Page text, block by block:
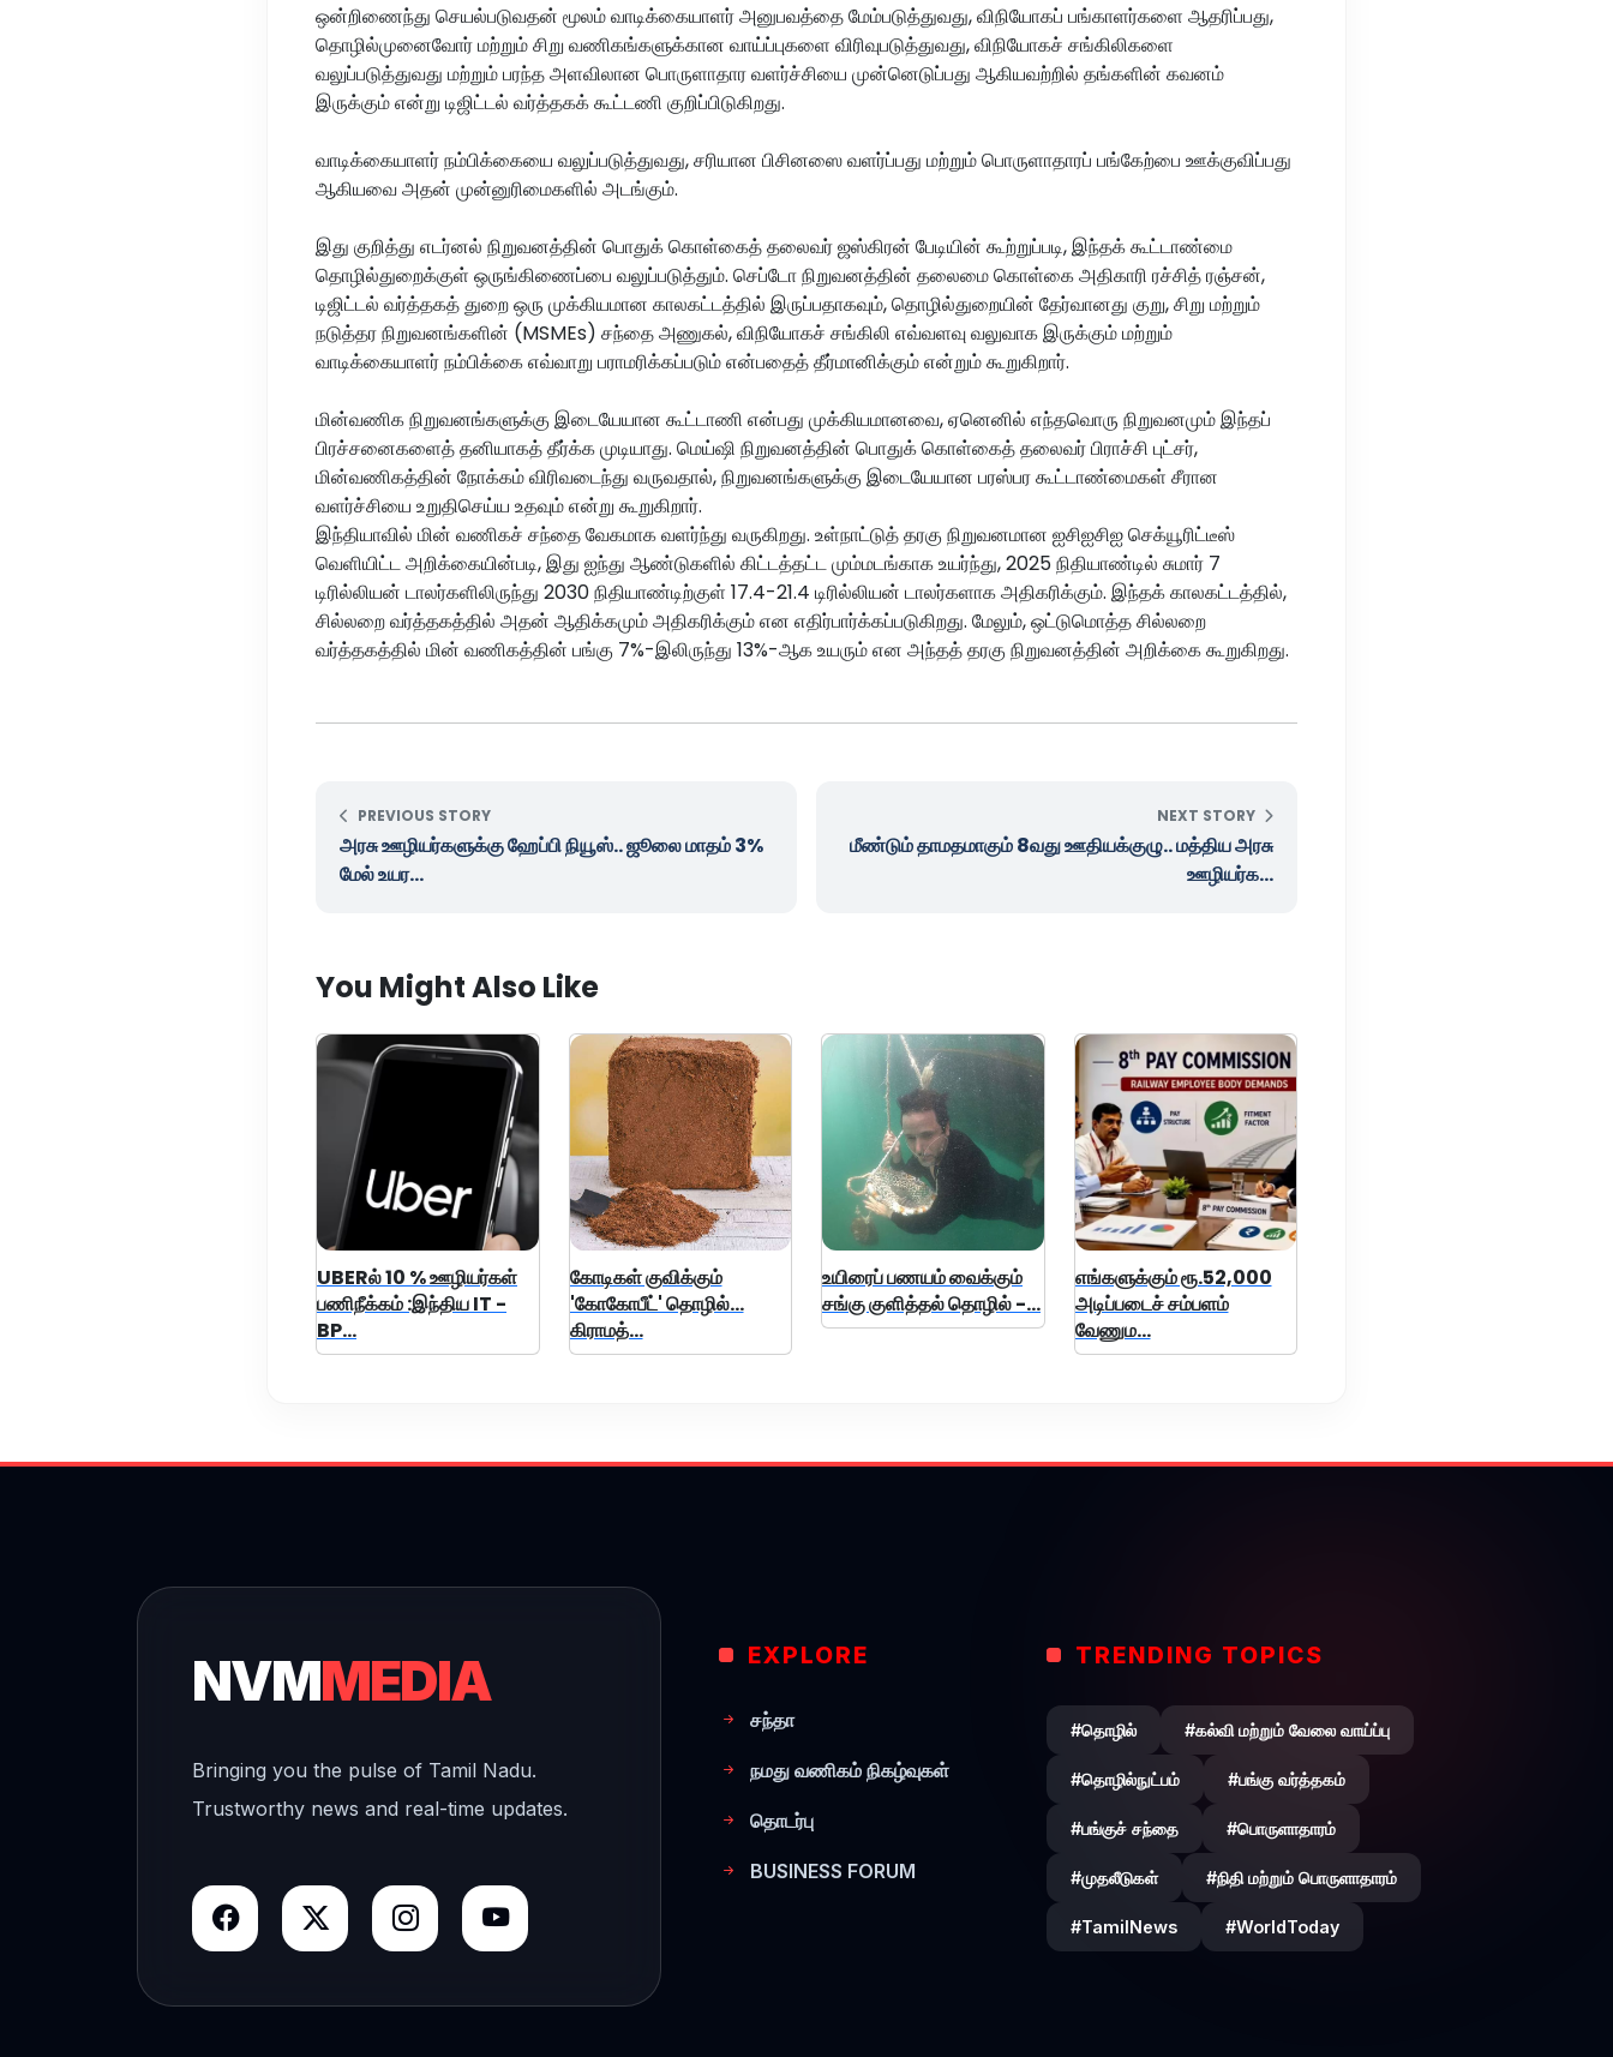
ஒன்றிணைந்து செயல்படுவதன் மூலம் வாடிக்கையாளர் அனுபவத்தை மேம்படுத்துவது, விநியோகப் பங்காளர்களை ஆதரிப்பது,
தொழில்முனைவோர் மற்றும் சிறு வணிகங்களுக்கான வாய்ப்புகளை விரிவுபடுத்துவது, விநியோகச் சங்கிலிகளை
வலுப்படுத்துவது மற்றும் பரந்த அளவிலான பொருளாதார வளர்ச்சியை முன்னெடுப்பது ஆகியவற்றில் தங்களின் கவனம்
இருக்கும் என்று டிஜிட்டல் வர்த்தகக் கூட்டணி குறிப்பிடுகிறது.
வாடிக்கையாளர் நம்பிக்கையை வலுப்படுத்துவது, சரியான பிசினஸை வளர்ப்பது மற்றும் பொருளாதாரப் பங்கேற்பை ஊக்குவிப்பது
ஆகியவை அதன் முன்னுரிமைகளில் அடங்கும்.
இது குறித்து எடர்னல் நிறுவனத்தின் பொதுக் கொள்கைத் தலைவர் ஜஸ்கிரன் பேடியின் கூற்றுப்படி, இந்தக் கூட்டாண்மை
தொழில்துறைக்குள் ஒருங்கிணைப்பை வலுப்படுத்தும். செப்டோ நிறுவனத்தின் தலைமை கொள்கை அதிகாரி ரச்சித் ரஞ்சன்,
டிஜிட்டல் வர்த்தகத் துறை ஒரு முக்கியமான காலகட்டத்தில் இருப்பதாகவும், தொழில்துறையின் தேர்வானது குறு, சிறு மற்றும்
நடுத்தர நிறுவனங்களின் (MSMEs) சந்தை அணுகல், விநியோகச் சங்கிலி எவ்வளவு வலுவாக இருக்கும் மற்றும்
வாடிக்கையாளர் நம்பிக்கை எவ்வாறு பராமரிக்கப்படும் என்பதைத் தீர்மானிக்கும் என்றும் கூறுகிறார்.
மின்வணிக நிறுவனங்களுக்கு இடையேயான கூட்டாணி என்பது முக்கியமானவை, ஏனெனில் எந்தவொரு நிறுவனமும் இந்தப்
பிரச்சனைகளைத் தனியாகத் தீர்க்க முடியாது. மெய்ஷி நிறுவனத்தின் பொதுக் கொள்கைத் தலைவர் பிராச்சி புட்சர்,
மின்வணிகத்தின் நோக்கம் விரிவடைந்து வருவதால், நிறுவனங்களுக்கு இடையேயான பரஸ்பர கூட்டாண்மைகள் சீரான
வளர்ச்சியை உறுதிசெய்ய உதவும் என்று கூறுகிறார்.
இந்தியாவில் மின் வணிகச் சந்தை வேகமாக வளர்ந்து வருகிறது. உள்நாட்டுத் தரகு நிறுவனமான ஐசிஐசிஐ செக்யூரிட்டீஸ்
வெளியிட்ட அறிக்கையின்படி, இது ஐந்து ஆண்டுகளில் கிட்டத்தட்ட மும்மடங்காக உயர்ந்து, 2025 நிதியாண்டில் சுமார் 7
டிரில்லியன் டாலர்களிலிருந்து 2030 நிதியாண்டிற்குள் 17.4-21.4 டிரில்லியன் டாலர்களாக அதிகரிக்கும். இந்தக் காலகட்டத்தில்,
சில்லறை வர்த்தகத்தில் அதன் ஆதிக்கமும் அதிகரிக்கும் என எதிர்பார்க்கப்படுகிறது. மேலும், ஒட்டுமொத்த சில்லறை
வர்த்தகத்தில் மின் வணிகத்தின் பங்கு 7%-இலிருந்து 13%-ஆக உயரும் என அந்தத் தரகு நிறுவனத்தின் அறிக்கை கூறுகிறது.
PREVIOUS STORY
அரசு ஊழியர்களுக்கு ஹேப்பி நியூஸ்.. ஜூலை மாதம் 3%
மேல் உயர...
NEXT STORY
மீண்டும் தாமதமாகும் 8வது ஊதியக்குழு.. மத்திய அரசு
ஊழியர்க...
You Might Also Like
UBERல் 10 % ஊழியர்கள்
பணிநீக்கம் :இந்திய IT -
BP...
கோடிகள் குவிக்கும்
'கோகோபீட்' தொழில்...
கிராமத்...
உயிரைப் பணயம் வைக்கும்
சங்கு குளித்தல் தொழில் -...
எங்களுக்கும் ரூ.52,000
அடிப்படைச் சம்பளம்
வேணும...
NVMMEDIA
Bringing you the pulse of Tamil Nadu.
Trustworthy news and real-time updates.
EXPLORE
சந்தா
நமது வணிகம் நிகழ்வுகள்
தொடர்பு
BUSINESS FORUM
TRENDING TOPICS
#தொழில் #கல்வி மற்றும் வேலை வாய்ப்பு
#தொழில்நுட்பம் #பங்கு வர்த்தகம்
#பங்குச் சந்தை #பொருளாதாரம்
#முதலீடுகள் #நிதி மற்றும் பொருளாதாரம்
#TamilNews #WorldToday